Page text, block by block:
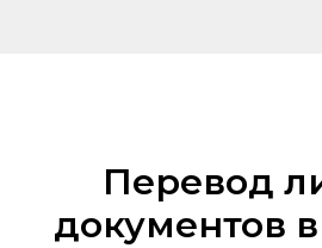
Перевод
документов